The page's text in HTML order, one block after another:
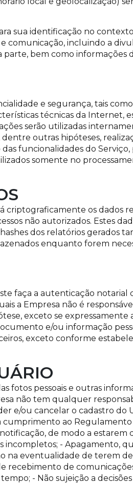
sua identificação no
comunicação, incluindo a
parte, bem como informações
e segurança, tais
técnicas da Internet,
serão utilizadas
outras hipóteses,
funcionalidades do Serviço,
somente no
criptograficamente os dados
não autorizados. Estes
dos relatórios gerados
enquanto forem
faça a autenticação notarial
a Empresa não é
exceto se expressamente
e/ou informação
exceto conforme
fotos pessoais e outras
não tem qualquer
e/ou cancelar o cadastro do
cumprimento ao Regulamento
de modo a estarem
incompletos; - Apagamento,
na eventualidade de terem
recebimento de
- Não sujeição a